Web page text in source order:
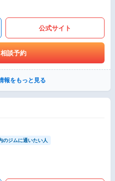
公式サイト
談予約
報をもっと見る
のジムに通いたい人